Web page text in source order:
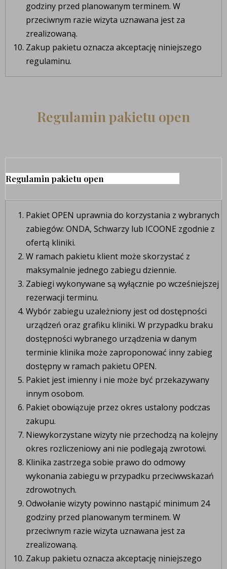
godziny przed planowanym terminem. W
przeciwnym razie wizyta uznawana jest za
zrealizowaną.
Zakup pakietu oznacza akceptację niniejszego
regulaminu.
Regulamin pakietu open
Regulamin pakietu open
Pakiet OPEN uprawnia do korzystania z wybranych
zabiegów: ONDA, Schwarzy lub ICOONE zgodnie z
ofertą kliniki.
W ramach pakietu klient może skorzystać z
maksymalnie jednego zabiegu dziennie.
Zabiegi wykonywane są wyłącznie po wcześniejszej
rezerwacji terminu.
Wybór zabiegu uzależniony jest od dostępności
urządzeń oraz grafiku kliniki. W przypadku braku
dostępności wybranego urządzenia w danym
terminie klinika może zaproponować inny zabieg
dostępny w ramach pakietu OPEN.
Pakiet jest imienny i nie może być przekazywany
innym osobom.
Pakiet obowiązuje przez okres ustalony podczas
zakupu.
Niewykorzystane wizyty nie przechodzą na kolejny
okres rozliczeniowy ani nie podlegają zwrotowi.
Klinika zastrzega sobie prawo do odmowy
wykonania zabiegu w przypadku przeciwwskazań
zdrowotnych.
Odwołanie wizyty powinno nastąpić minimum 24
godziny przed planowanym terminem. W
przeciwnym razie wizyta uznawana jest za
zrealizowaną.
Zakup pakietu oznacza akceptację niniejszego